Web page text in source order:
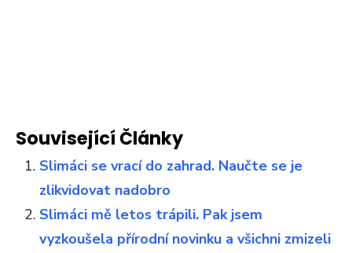
Související Články
Slimáci se vrací do zahrad. Naučte se je
zlikvidovat nadobro
Slimáci mě letos trápili. Pak jsem
vyzkoušela přírodní novinku a všichni zmizeli